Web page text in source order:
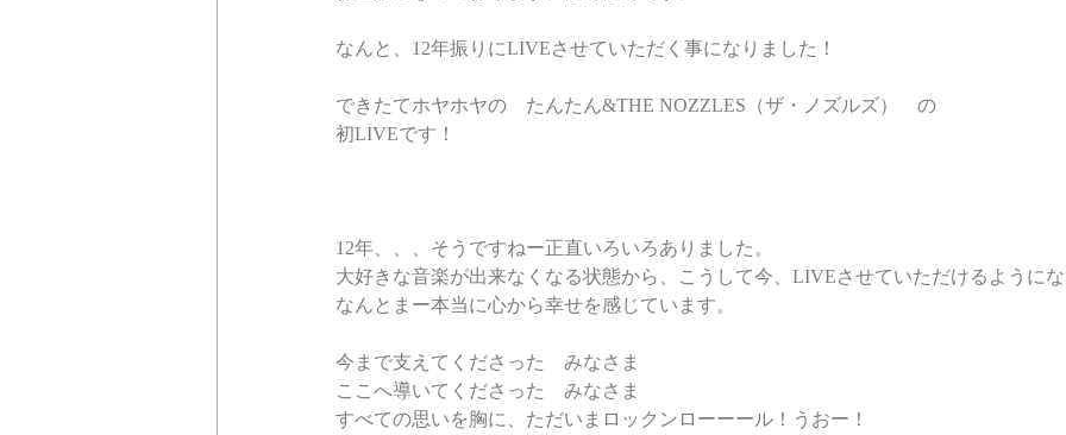
なんと、12年振りにLIVEさせていただく事になりました！
できたてホヤホヤの たんたん&THE NOZZLES（ザ・ノズルズ）
の
初LIVEです！
12年、、、そうですねー正直いろいろありました。
大好きな音楽が出来なくなる状態から、こうして今、LIVEさせていただけるように
なんとまー本当に心から幸せを感じています。
今まで支えてくださった　みなさま
ここへ導いてくださった　みなさま
すべての思いを胸に、ただいまロックンローーール！うおー！